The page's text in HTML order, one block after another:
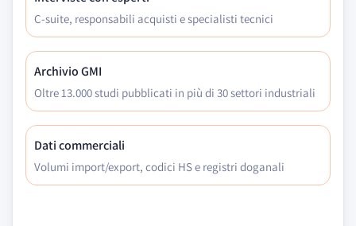
C-suite, responsabili acquisti e specialisti tecnici
Archivio GMI
Oltre 13.000 studi pubblicati in più di 30 settori industriali
Dati commerciali
Volumi import/export, codici HS e registri doganali